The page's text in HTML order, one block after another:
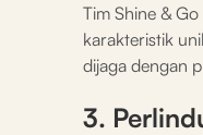
Tim Shine &
karakteristik
dijaga dengan
3.